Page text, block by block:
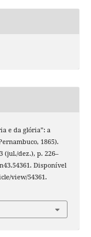
e da glória”: a
1865).
(jul./dez.), p. 226–
Disponível
view/54361.